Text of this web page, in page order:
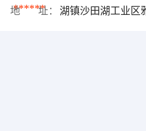
******
地 址： 湖镇沙田湖工业区